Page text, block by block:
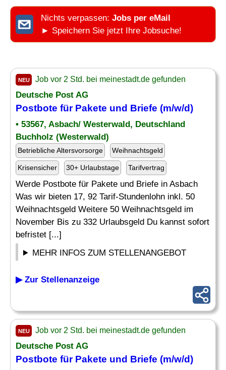
Nichts verpassen: Jobs per eMail
► Speichern Sie jetzt Ihre Jobsuche!
NEU Job vor 2 Std. bei meinestadt.de gefunden
Deutsche Post AG
Postbote für Pakete und Briefe (m/w/d)
• 53567, Asbach/ Westerwald, Deutschland
Buchholz (Westerwald)
Betriebliche Altersvorsorge Weihnachtsgeld
Krisensicher 30+ Urlaubstage Tarifvertrag
Werde Postbote für Pakete und Briefe in Asbach
Was wir bieten 17, 92 Tarif-Stundenlohn inkl. 50
Weihnachtsgeld Weitere 50 Weihnachtsgeld im
November Bis zu 332 Urlaubsgeld Du kannst sofort
befristet [...]
MEHR INFOS ZUM STELLENANGEBOT
▶ Zur Stellenanzeige
NEU Job vor 2 Std. bei meinestadt.de gefunden
Deutsche Post AG
Postbote für Pakete und Briefe (m/w/d)